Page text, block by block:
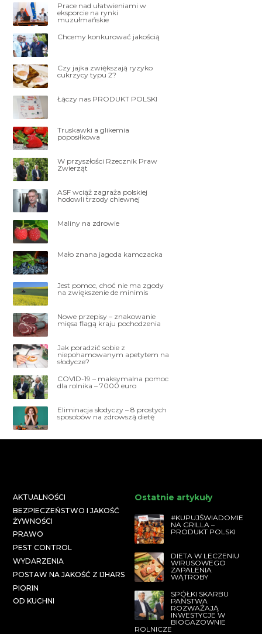
Prace nad ułatwieniami w
eksporcie na rynki
muzułmańskie
Chcemy konkurować jakością
Czy jajka zwiększają ryzyko
cukrzycy typu 2?
Łączy nas PRODUKT POLSKI
Truskawki a glikemia
poposiłkowa
W przyszłości Rzecznik Praw
Zwierząt
ASF wciąż zagraża polskiej
hodowli trzody chlewnej
Maliny na zdrowie
Mało znana jagoda kamczacka
Jest pomoc, choć nie ma zgody
na zwiększenie de minimis
Nowe przepisy – znakowanie
mięsa flagą kraju pochodzenia
Jak poradzić sobie z
niepohamowanym apetytem na
słodycze?
COVID-19 – maksymalna pomoc
dla rolnika – 7000 euro
Eliminacja słodyczy – 8 prostych
sposobów na zdrowszą dietę
AKTUALNOŚCI
BEZPIECZEŃSTWO I JAKOŚĆ
ŻYWNOŚCI
PRAWO
PEST CONTROL
WYDARZENIA
POSTAW NA JAKOŚĆ Z IJHARS
PIORIN
OD KUCHNI
Ostatnie artykuły
#KUPUJŚWIADOMIE
NA GRILLA –
PRODUKT POLSKI
DIETA W LECZENIU
WIRUSOWEGO
ZAPALENIA
WĄTROBY
SPÓŁKI SKARBU
PAŃSTWA
ROZWAŻAJĄ
INWESTYCJE W
BIOGAZOWNIE
ROLNICZE